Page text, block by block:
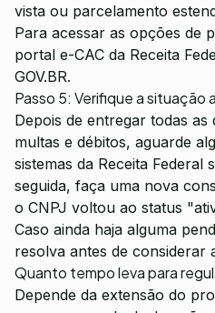
vista ou parcelamento
Para acessar as opções de
portal e-CAC da Receita
GOV.BR.
Passo 5: Verifique a situação
Depois de entregar todas as
multas e débitos, aguarde
sistemas da Receita Federal
seguida, faça uma nova
o CNPJ voltou ao status
Caso ainda haja alguma
resolva antes de considerar
Quanto tempo leva para
Depende da extensão do